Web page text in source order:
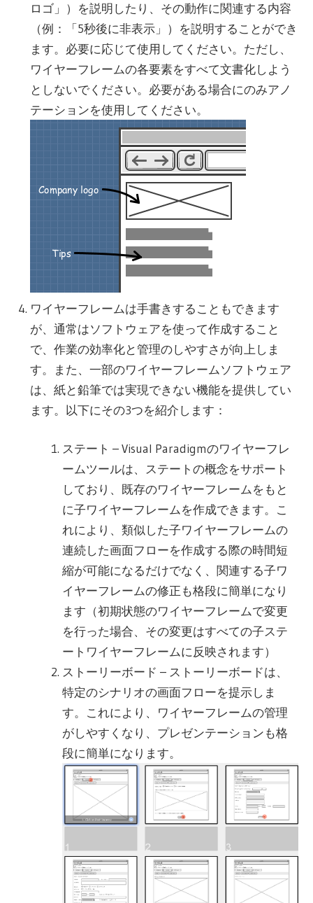
ロゴ」）を説明したり、その動作に関連する内容
（例：「5秒後に非表示」）を説明することができ
ます。必要に応じて使用してください。ただし、
ワイヤーフレームの各要素をすべて文書化しよう
としないでください。必要がある場合にのみアノ
テーションを使用してください。
ワイヤーフレームは手書きすることもできます
が、通常はソフトウェアを使って作成すること
で、作業の効率化と管理のしやすさが向上しま
す。また、一部のワイヤーフレームソフトウェア
は、紙と鉛筆では実現できない機能を提供してい
ます。以下にその3つを紹介します：
ステート – Visual Paradigmのワイヤーフレ
ームツールは、ステートの概念をサポート
しており、既存のワイヤーフレームをもと
に子ワイヤーフレームを作成できます。こ
れにより、類似した子ワイヤーフレームの
連続した画面フローを作成する際の時間短
縮が可能になるだけでなく、関連する子ワ
イヤーフレームの修正も格段に簡単になり
ます（初期状態のワイヤーフレームで変更
を行った場合、その変更はすべての子ステ
ートワイヤーフレームに反映されます）
ストーリーボード – ストーリーボードは、
特定のシナリオの画面フローを提示しま
す。これにより、ワイヤーフレームの管理
がしやすくなり、プレゼンテーションも格
段に簡単になります。